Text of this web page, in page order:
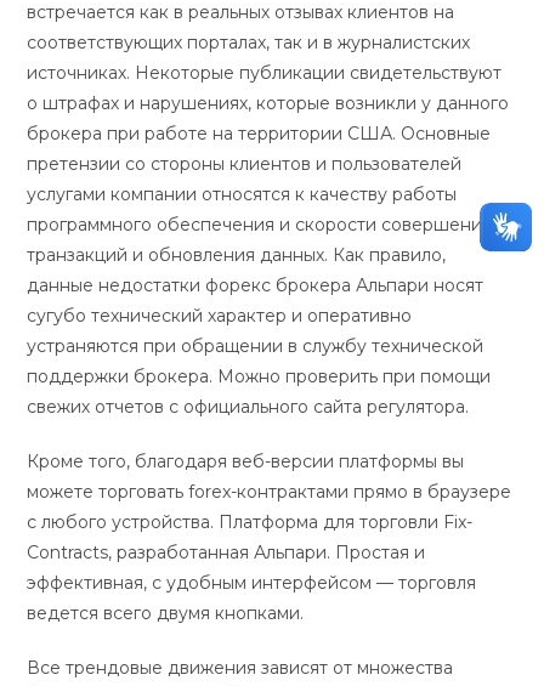
встречается как в реальных отзывах клиентов на
соответствующих порталах, так и в журналистских
источниках. Некоторые публикации свидетельствуют
о штрафах и нарушениях, которые возникли у данного
брокера при работе на территории США. Основные
претензии со стороны клиентов и пользователей
услугами компании относятся к качеству работы
программного обеспечения и скорости совершения
транзакций и обновления данных. Как правило,
данные недостатки форекс брокера Альпари носят
сугубо технический характер и оперативно
устраняются при обращении в службу технической
поддержки брокера. Можно проверить при помощи
свежих отчетов с официального сайта регулятора.
Кроме того, благодаря веб-версии платформы вы
можете торговать forex-контрактами прямо в браузере
с любого устройства. Платформа для торговли Fix-
Contracts, разработанная Альпари. Простая и
эффективная, с удобным интерфейсом — торговля
ведется всего двумя кнопками.
Все трендовые движения зависят от множества